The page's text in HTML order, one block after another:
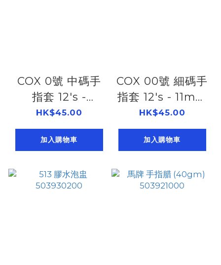
COX 0號 中碼手
指套 12's -
11.5mm
503933100
HK$45.00
加入購物車
COX 00號 細碼手
指套 12's - 11mm
503933000
HK$45.00
加入購物車